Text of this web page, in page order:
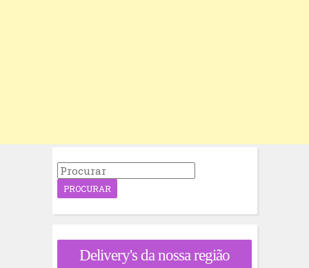
P
r
a
Delivery's da nossa região